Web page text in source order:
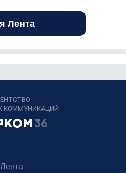
Лента
КОММУНИКАЦИЙ
Лента